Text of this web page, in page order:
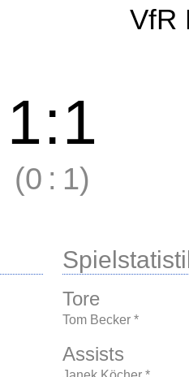
VfR
1:1
(0 : 1)
Tore
Tom Becker *
Assists